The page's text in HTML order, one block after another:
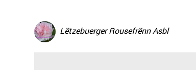
Lëtzebuerger Rousefrënn Asbl